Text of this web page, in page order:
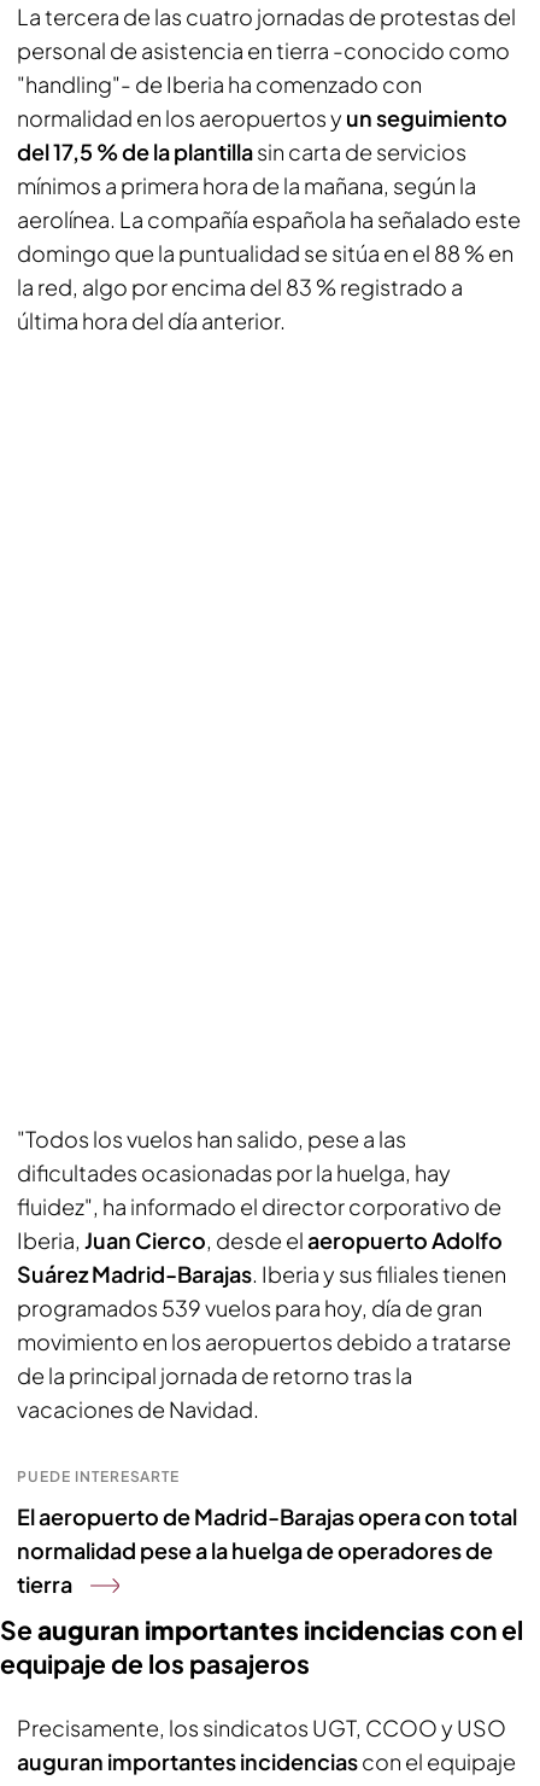
La tercera de las cuatro jornadas de protestas del
personal de asistencia en tierra -conocido como
"handling"- de Iberia ha comenzado con
normalidad en los aeropuertos y un seguimiento
del 17,5 % de la plantillasin carta de servicios
mínimos a primera hora de la mañana, según la
aerolínea. La compañía española ha señalado este
domingo que la puntualidad se sitúa en el 88 % en
la red, algo por encima del 83 % registrado a
última hora del día anterior.
"Todos los vuelos han salido, pese a las
dificultades ocasionadas por la huelga, hay
fluidez", ha informado el director corporativo de
Iberia, Juan Cierco, desde elaeropuerto Adolfo
Suárez Madrid-Barajas. Iberia y sus filiales tienen
programados 539 vuelos para hoy, día de gran
movimiento en los aeropuertos debido a tratarse
de la principal jornada de retorno tras la
vacaciones de Navidad.
PUEDE INTERESARTE
El aeropuerto de Madrid-Barajas opera con total
normalidad pese a la huelga de operadores de
tierra
Seauguran importantes incidenciascon el
equipaje de los pasajeros
Precisamente, los sindicatos UGT, CCOO y USO
auguran importantes incidenciascon el equipaje